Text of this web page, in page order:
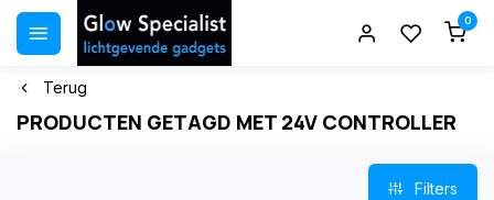
0
Terug
PRODUCTEN GETAGD MET 24V CONTROLLER
Filters